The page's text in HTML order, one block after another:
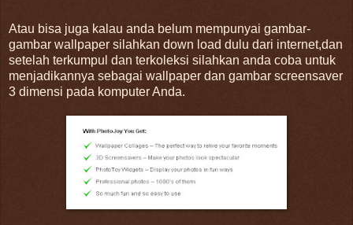
Atau bisa juga kalau anda belum mempunyai gambar-
gambar wallpaper silahkan down load dulu dari internet,dan
setelah terkumpul dan terkoleksi silahkan anda coba untuk
menjadikannya sebagai wallpaper dan gambar screensaver
3 dimensi pada komputer Anda.